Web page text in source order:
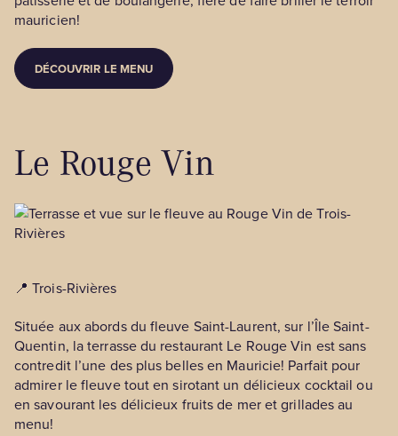
mauricien!
DÉCOUVRIR LE MENU
Le Rouge Vin
📍 Trois-Rivières
Située aux abords du fleuve Saint-Laurent, sur l’Île Saint-
Quentin, la terrasse du restaurant Le Rouge Vin est sans
contredit l’une des plus belles en Mauricie! Parfait pour
admirer le fleuve tout en sirotant un délicieux cocktail ou
en savourant les délicieux fruits de mer et grillades au
menu!